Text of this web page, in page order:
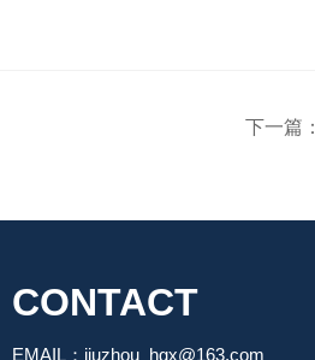
下一篇：
CONTACT
EMAIL：jiuzhou_hgx@163.com